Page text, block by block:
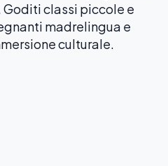
Goditi classi piccole e
madrelingua e
culturale.